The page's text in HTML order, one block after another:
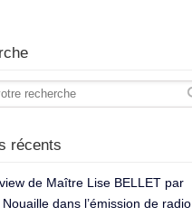
récents
de Maître Lise BELLET par
dans l’émission de radio